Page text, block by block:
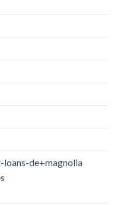
loans-de+magnolia